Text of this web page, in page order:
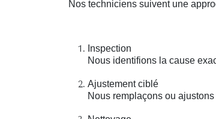
Nos techniciens suivent une
Inspection
Nous identifions la cause
Ajustement ciblé
Nous remplaçons ou